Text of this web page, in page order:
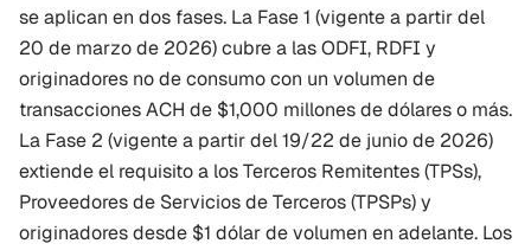
se aplican en dos fases. La Fase 1 (vigente a partir del
20 de marzo de 2026) cubre a las ODFI, RDFI y
originadores no de consumo con un volumen de
transacciones ACH de $1,000 millones de dólares o más.
La Fase 2 (vigente a partir del 19/22 de junio de 2026)
extiende el requisito a los Terceros Remitentes (TPSs),
Proveedores de Servicios de Terceros (TPSPs) y
originadores desde $1 dólar de volumen en adelante. Los